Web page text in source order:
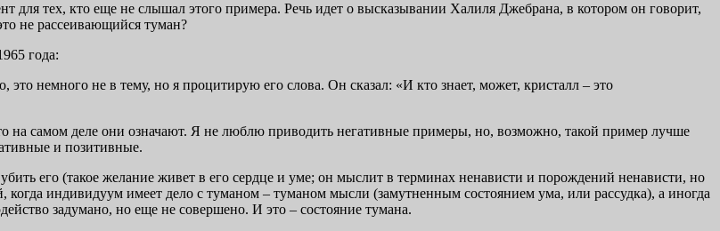
для тех, кто еще не слышал этого примера. Речь идет о высказывании Халиля Джебрана, в котором он говорит,
не рассеивающийся туман?
года:
немного не в тему, но я процитирую его слова. Он сказал: «И кто знает, может, кристалл – это
на самом деле они означают. Я не люблю приводить негативные примеры, но, возможно, такой пример лучше
и позитивные.
его (такое желание живет в его сердце и уме; он мыслит в терминах ненависти и порождений ненависти, но
когда индивидуум имеет дело с туманом – туманом мысли (замутненным состоянием ума, или рассудка), а иногда
задумано, но еще не совершено. И это – состояние тумана.